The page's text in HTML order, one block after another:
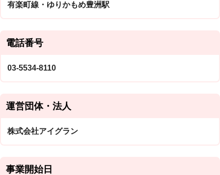
有楽町線・ゆりかもめ豊洲駅
電話番号
03-5534-8110
運営団体・法人
株式会社アイグラン
事業開始日